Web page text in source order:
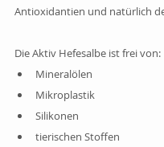
Antioxidantien und natürlich
Die Aktiv Hefesalbe ist frei von:
Mineralölen
Mikroplastik
Silikonen
tierischen Stoffen